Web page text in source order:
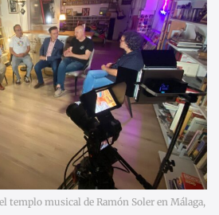
templo musical de Ramón Soler en Málaga,